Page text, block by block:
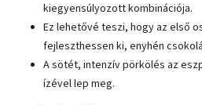
kiegyensúlyozott kombinációja.
Ez lehetővé teszi, hogy az első
fejleszthessen ki, enyhén
A sötét, intenzív pörkölés az
ízével lep meg.